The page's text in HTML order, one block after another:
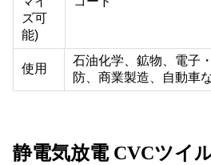
ズ可
能)
使用
石油化学、鉱物、電子
防、商業製造、自動車
静電気放電 CVCツイ